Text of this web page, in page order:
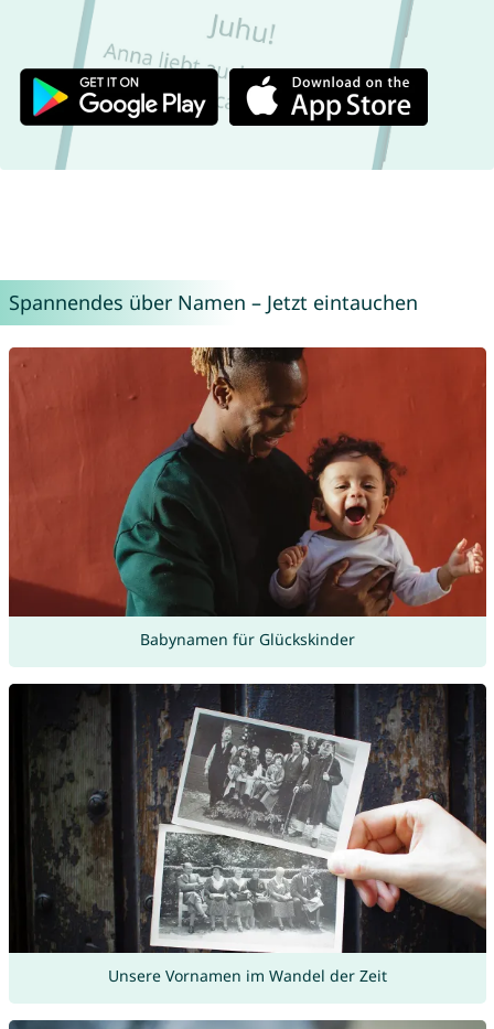
Spannendes über Namen – Jetzt eintauchen
Babynamen für Glückskinder
Unsere Vornamen im Wandel der Zeit